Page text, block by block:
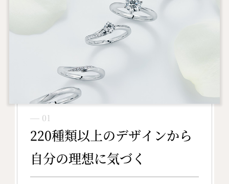
― 01
220種類以上のデザインから
自分の理想に気づく